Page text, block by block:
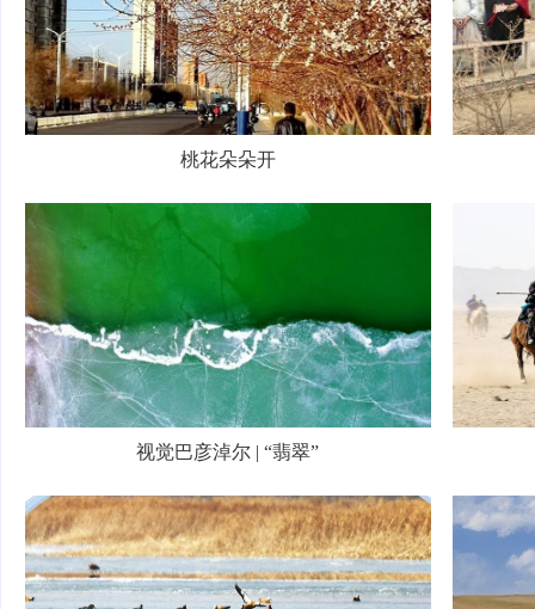
桃花朵朵开
视觉巴彦淖尔 | “翡翠”